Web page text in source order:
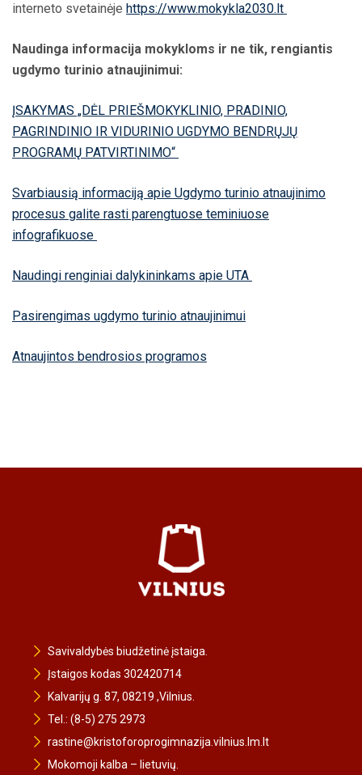
interneto svetainėje https://www.mokykla2030.lt
Naudinga informacija mokykloms ir ne tik, rengiantis
ugdymo turinio atnaujinimui:
ĮSAKYMAS „DĖL PRIEŠMOKYKLINIO, PRADINIO,
PAGRINDINIO IR VIDURINIO UGDYMO BENDRŲJŲ
PROGRAMŲ PATVIRTINIMO“
Svarbiausią informaciją apie Ugdymo turinio atnaujinimo
procesus galite rasti parengtuose teminiuose
infografikuose
Naudingi renginiai dalykininkams apie UTA
Pasirengimas ugdymo turinio atnaujinimui
Atnaujintos bendrosios programos
Savivaldybės biudžetinė įstaiga.
Įstaigos kodas 302420714
Kalvarijų g. 87, 08219 ,Vilnius.
Tel.: (8-5) 275 2973
rastine@kristoforoprogimnazija.vilnius.lm.lt
Mokomoji kalba – lietuvių.